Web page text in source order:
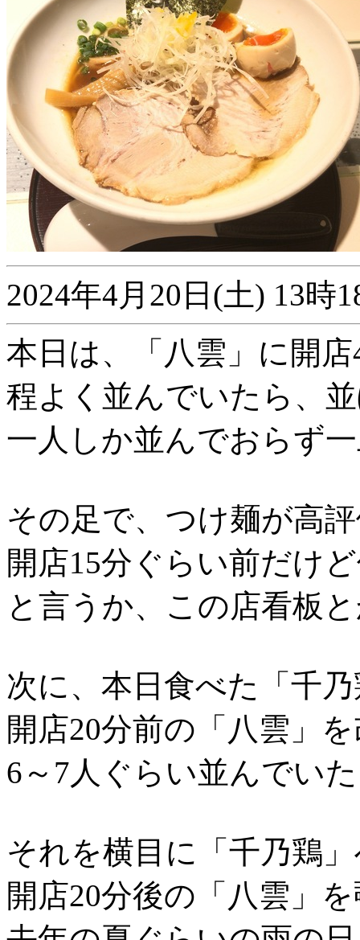
2024年4月20日(土) 13時
本日は、「八雲」に開
程よく並んでいたら、
一人しか並んでおらず
その足で、つけ麺が高
開店15分ぐらい前だけ
と言うか、この店看板
次に、本日食べた「千
開店20分前の「八雲」
6～7人ぐらい並んでいた
それを横目に「千乃鶏
開店20分後の「八雲」